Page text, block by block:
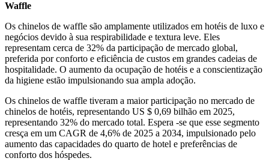
Waffle
Os chinelos de waffle são amplamente utilizados em hotéis de luxo e
negócios devido à sua respirabilidade e textura leve. Eles
representam cerca de 32% da participação de mercado global,
preferida por conforto e eficiência de custos em grandes cadeias de
hospitalidade. O aumento da ocupação de hotéis e a conscientização
da higiene estão impulsionando sua ampla adoção.
Os chinelos de waffle tiveram a maior participação no mercado de
chinelos de hotéis, representando US $ 0,69 bilhão em 2025,
representando 32% do mercado total. Espera -se que esse segmento
cresça em um CAGR de 4,6% de 2025 a 2034, impulsionado pelo
aumento das capacidades do quarto de hotel e preferências de
conforto dos hóspedes.